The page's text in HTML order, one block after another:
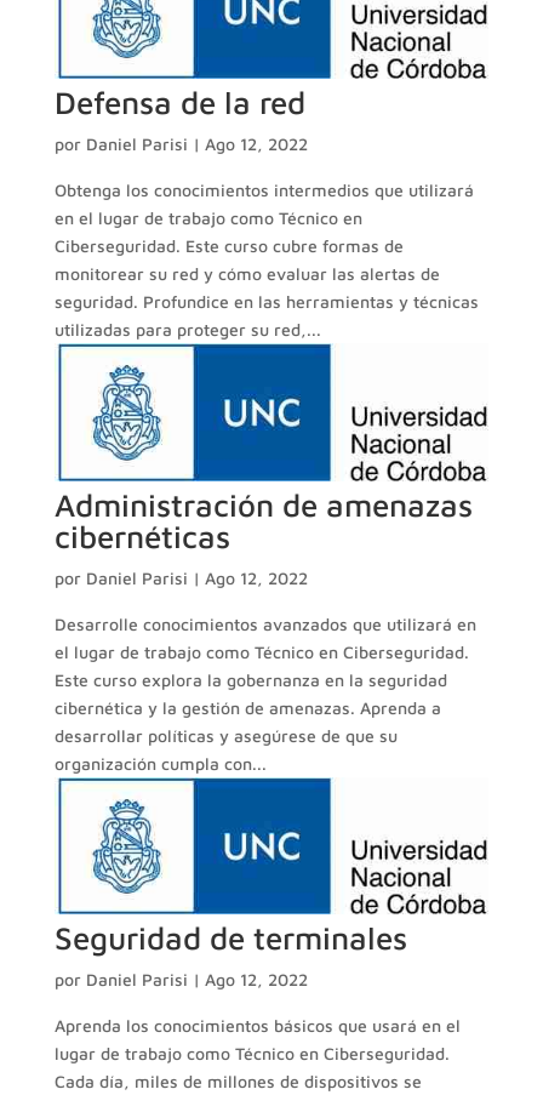
Defensa de la red
por Daniel Parisi | Ago 12, 2022
Obtenga los conocimientos intermedios que utilizará
en el lugar de trabajo como Técnico en
Ciberseguridad. Este curso cubre formas de
monitorear su red y cómo evaluar las alertas de
seguridad. Profundice en las herramientas y técnicas
utilizadas para proteger su red,...
Administración de amenazas
cibernéticas
por Daniel Parisi | Ago 12, 2022
Desarrolle conocimientos avanzados que utilizará en
el lugar de trabajo como Técnico en Ciberseguridad.
Este curso explora la gobernanza en la seguridad
cibernética y la gestión de amenazas. Aprenda a
desarrollar políticas y asegúrese de que su
organización cumpla con...
Seguridad de terminales
por Daniel Parisi | Ago 12, 2022
Aprenda los conocimientos básicos que usará en el
lugar de trabajo como Técnico en Ciberseguridad.
Cada día, miles de millones de dispositivos se